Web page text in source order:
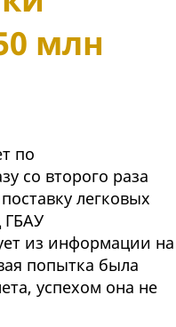
млн
по
со второго раза
легковых
ГБАУ
из информации на
попытка была
успехом она не